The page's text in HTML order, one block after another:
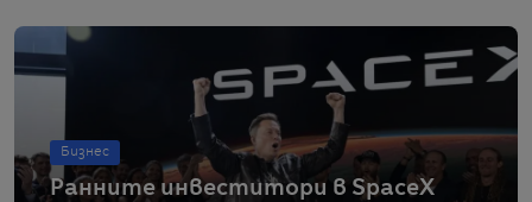
Бизнес
Ранните инвеститори в SpaceX